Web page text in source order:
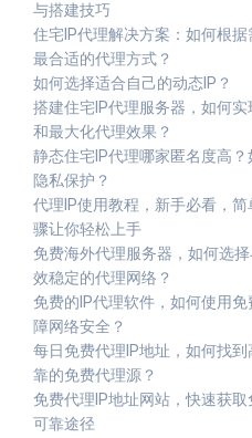
与搭建技巧
住宅IP代理解决方案：如何根据
最合适的代理方式？
如何选择适合自己的动态IP？
搭建住宅IP代理服务器，如何实
和最大化代理效果？
静态住宅IP代理哪家匿名度高？
隐私保护？
代理IP使用教程，新手必看，简
骤让你轻松上手
免费海外代理服务器，如何选
效稳定的代理网络？
免费的IP代理软件，如何使用免
障网络安全？
每日免费代理IP地址，如何找到
靠的免费代理源？
免费代理IP地址网站，快速获取
可靠途径